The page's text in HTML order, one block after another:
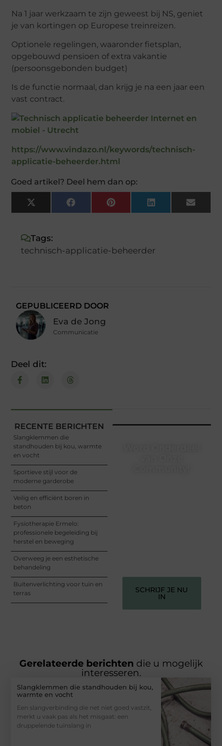
Na 1 jaar werkzaam te zijn geweest bij NS, geniet
je van kortingen op Europese treinreizen.
Optionele regelingen, waaronder fietsplan,
opgebouwd pensioen of extra vakantie
(persoonsgebonden budget)
Is de functie normaal, dan krijg je na een jaar een
vast contract.
https://www.vindazo.nl/keywords/technisch-
applicatie-beheerder.html
Goed artikel? Deel hem dan op:
X
(Twitter)
FacebookPinterestLinkedInEmail
Tags:
technisch-applicatie-beheerder
GEPUBLICEERD DOOR
Eva de Jong
Communicatie
Deel dit:
RECENTE BERICHTEN
Slangklemmen die
standhouden bij kou, warmte
en vocht
Sportieve stijl voor de
moderne garderobe
Veilig en efficiënt boren in
beton
Fysiotherapie Ermelo:
professionele begeleiding bij
herstel en beweging
Overweeg je een esthetische
behandeling
Buitenverlichting voor tuin en
terras
SCHRIJF JE NU
IN
Gerelateerde berichten die u mogelijk
interesseren.
Slangklemmen die standhouden bij kou,
warmte en vocht
Een slangverbinding die net niet goed vastzit,
merkt u vaak pas als het misgaat: een
druppelende tuinslang in